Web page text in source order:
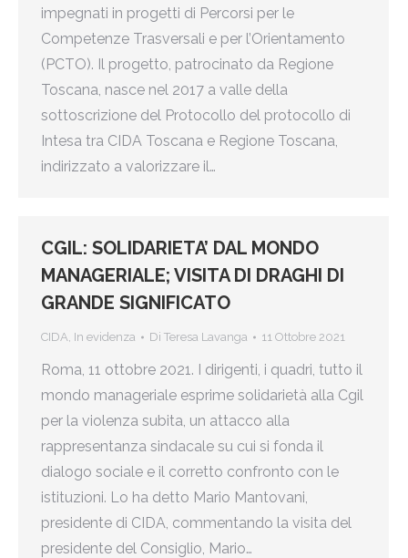
impegnati in progetti di Percorsi per le
Competenze Trasversali e per l’Orientamento
(PCTO). Il progetto, patrocinato da Regione
Toscana, nasce nel 2017 a valle della
sottoscrizione del Protocollo del protocollo di
Intesa tra CIDA Toscana e Regione Toscana,
indirizzato a valorizzare il…
CGIL: SOLIDARIETA’ DAL MONDO
MANAGERIALE; VISITA DI DRAGHI DI
GRANDE SIGNIFICATO
CIDA, In evidenza Di Teresa Lavanga 11 Ottobre 2021
Roma, 11 ottobre 2021. I dirigenti, i quadri, tutto il
mondo manageriale esprime solidarietà alla Cgil
per la violenza subita, un attacco alla
rappresentanza sindacale su cui si fonda il
dialogo sociale e il corretto confronto con le
istituzioni. Lo ha detto Mario Mantovani,
presidente di CIDA, commentando la visita del
presidente del Consiglio, Mario…